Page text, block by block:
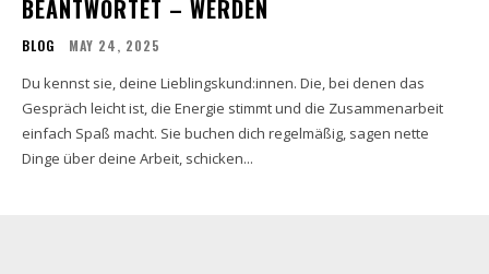
BEANTWORTET – WERDEN
BLOG MAY 24, 2025
Du kennst sie, deine Lieblingskund:innen. Die, bei denen das
Gespräch leicht ist, die Energie stimmt und die Zusammenarbeit
einfach Spaß macht. Sie buchen dich regelmäßig, sagen nette
Dinge über deine Arbeit, schicken...